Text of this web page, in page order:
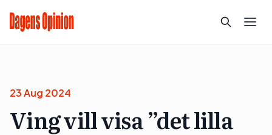
23 Aug 2024
Ving vill visa ”det lilla